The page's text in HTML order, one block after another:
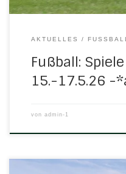
AKTUELLES FUSSBALL
Fußball:
15.-17.5.26 -
von admin-1